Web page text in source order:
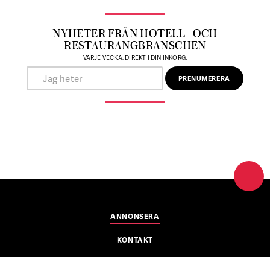
NYHETER FRÅN HOTELL- OCH
RESTAURANGBRANSCHEN
VARJE VECKA, DIREKT I DIN INKORG.
ANNONSERA
KONTAKT